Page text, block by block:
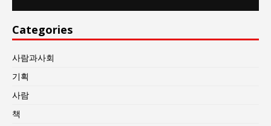
Categories
사람과사회
기획
사람
책